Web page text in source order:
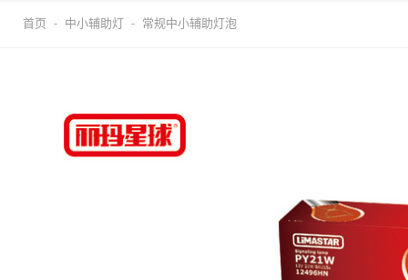
首页 - 中小辅助灯 - 常规中小辅助灯泡